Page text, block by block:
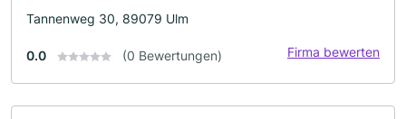
Tannenweg 30, 89079 Ulm
0.0 (0 Bewertungen) Firma bewerten